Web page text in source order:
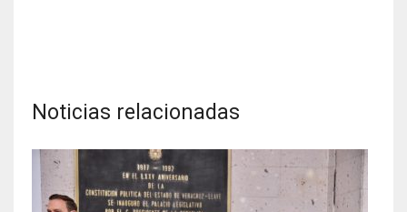
Noticias relacionadas